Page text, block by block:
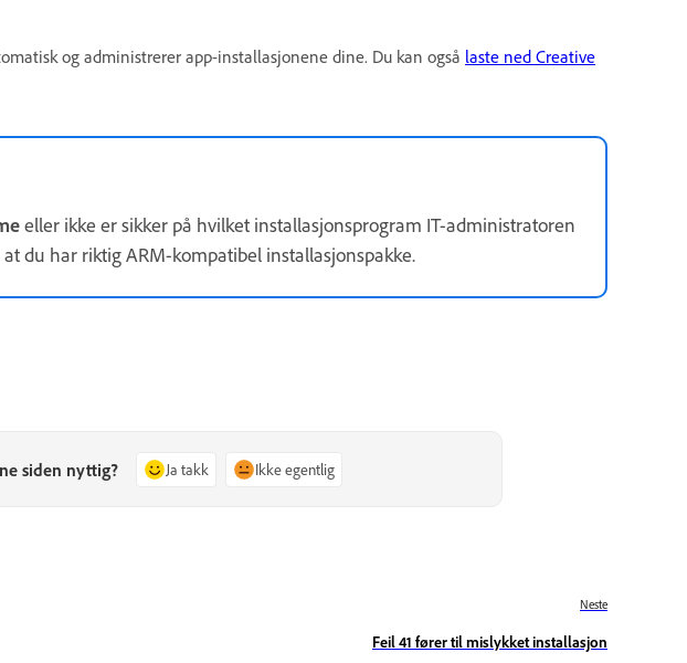
og administrerer app-installasjonene dine. Du kan også laste ned Creative
eller ikke er sikker på hvilket installasjonsprogram IT-administratoren
du har riktig ARM-kompatibel installasjonspakke.
siden nyttig? Ja takk Ikke egentlig
Neste
Feil 41 fører til mislykket installasjon